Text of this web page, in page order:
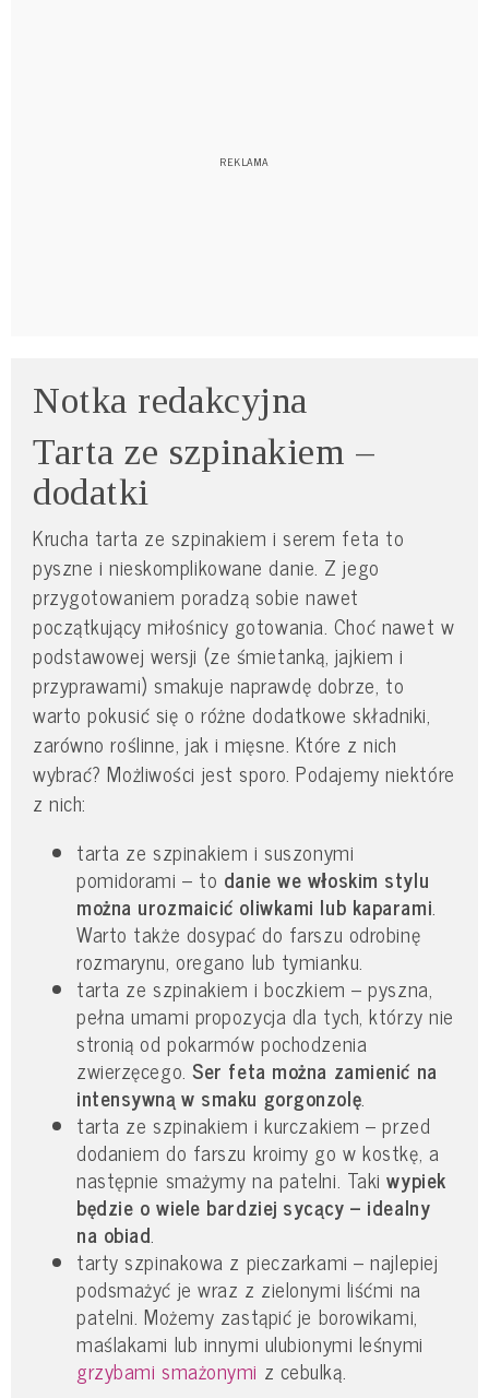
Notka redakcyjna
Tarta ze szpinakiem –
dodatki
Krucha tarta ze szpinakiem i serem feta to
pyszne i nieskomplikowane danie. Z jego
przygotowaniem poradzą sobie nawet
początkujący miłośnicy gotowania. Choć nawet w
podstawowej wersji (ze śmietanką, jajkiem i
przyprawami) smakuje naprawdę dobrze, to
warto pokusić się o różne dodatkowe składniki,
zarówno roślinne, jak i mięsne. Które z nich
wybrać? Możliwości jest sporo. Podajemy niektóre
z nich:
tarta ze szpinakiem i suszonymi
pomidorami – to danie we włoskim stylu
można urozmaicić oliwkami lub kaparami.
Warto także dosypać do farszu odrobinę
rozmarynu, oregano lub tymianku.
tarta ze szpinakiem i boczkiem – pyszna,
pełna umami propozycja dla tych, którzy nie
stronią od pokarmów pochodzenia
zwierzęcego. Ser feta można zamienić na
intensywną w smaku gorgonzolę.
tarta ze szpinakiem i kurczakiem – przed
dodaniem do farszu kroimy go w kostkę, a
następnie smażymy na patelni. Takiwypiek
będzie o wiele bardziej sycący – idealny
na obiad.
tarty szpinakowa z pieczarkami – najlepiej
podsmażyć je wraz z zielonymi liśćmi na
patelni. Możemy zastąpić je borowikami,
maślakami lub innymi ulubionymi leśnymi
grzybami smażonymi z cebulką.